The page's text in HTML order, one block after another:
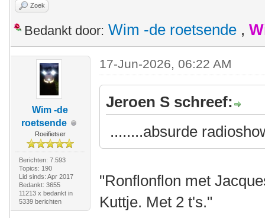
Zoek
Bedankt door: Wim -de roetsende ,
Wim -de
roetsende
Roeifietser
Berichten: 7.593
Topics: 190
Lid sinds: Apr 2017
Bedankt: 3655
11213 x bedankt in
5339 berichten
17-Jun-2026, 06:22 AM
Jeroen S schreef:
........absurde
"Ronflonflon met
Kuttje. Met 2 t's."